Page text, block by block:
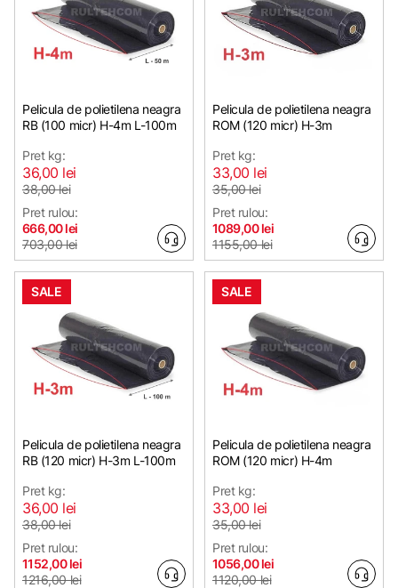
Pelicula de polietilena neagra
RB (100 micr) H-4m L-100m
Pret kg:
36,00 lei
38,00 lei
Pret rulou:
666,00 lei
703,00 lei
Pelicula de polietilena neagra
ROM (120 micr) H-3m
Pret kg:
33,00 lei
35,00 lei
Pret rulou:
1089,00 lei
1155,00 lei
SALE
Pelicula de polietilena neagra
RB (120 micr) H-3m L-100m
Pret kg:
36,00 lei
38,00 lei
Pret rulou:
1152,00 lei
1216,00 lei
SALE
Pelicula de polietilena neagra
ROM (120 micr) H-4m
Pret kg:
33,00 lei
35,00 lei
Pret rulou:
1056,00 lei
1120,00 lei